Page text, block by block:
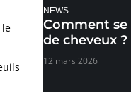
NEWS
Comment
de cheveux ?
12 mars 2026